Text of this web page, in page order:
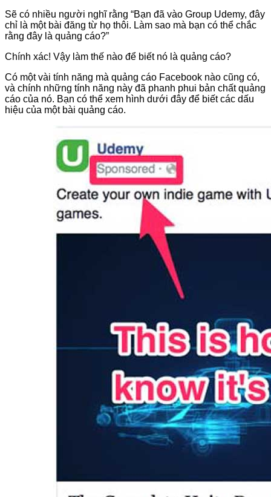
Sẽ có nhiều người nghĩ rằng “Bạn đã vào Group Udemy, đây
chỉ là một bài đăng từ họ thôi. Làm sao mà bạn có thể chắc
rằng đây là quảng cáo?”
Chính xác! Vậy làm thế nào để biết nó là quảng cáo?
Có một vài tính năng mà quảng cáo Facebook nào cũng có,
và chính những tính năng này đã phanh phui bản chất quảng
cáo của nó. Bạn có thể xem hình dưới đây để biết các dấu
hiệu của một bài quảng cáo.